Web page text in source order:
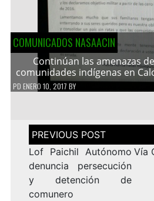
COMUNICADOS NASAACIN
Continúan las amenazas
comunidades indígenas en
PD ENERO 10, 2017 BY
Navegación
de
entradas
Lof Paichil Autónomo
denuncia persecución
y detención de
comunero
Vía